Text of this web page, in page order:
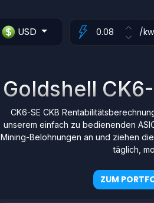
USD /
Goldshell
CK6-SE CKB
unserem einfach zu bedienenden
Mining-Belohnungen an und ziehen
täglich,
ZUM